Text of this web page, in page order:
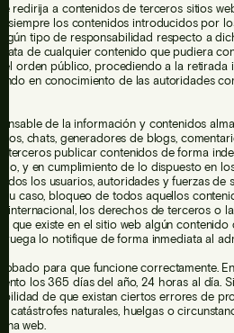
redirija a contenidos de terceros sitios
siempre los contenidos introducidos por
tipo de responsabilidad respecto a
de cualquier contenido que pudiera
el orden público, procediendo a la retirada
en conocimiento de las autoridades
de la información y contenidos
chats, generadores de blogs,
terceros publicar contenidos de forma
y en cumplimiento de lo dispuesto en
los usuarios, autoridades y fuerzas
su caso, bloqueo de todos aquellos
internacional, los derechos de terceros o
que existe en el sitio web algún
ruega lo notifique de forma inmediata al
para que funcione correctamente.
los 365 días del año, 24 horas al día.
de que existan ciertos errores de
catástrofes naturales, huelgas o
web.